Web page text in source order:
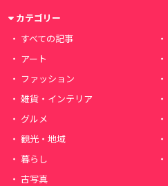
カテゴリー
すべての記事
アート
ファッション
雑貨・インテリア
グルメ
観光・地域
暮らし
古写真